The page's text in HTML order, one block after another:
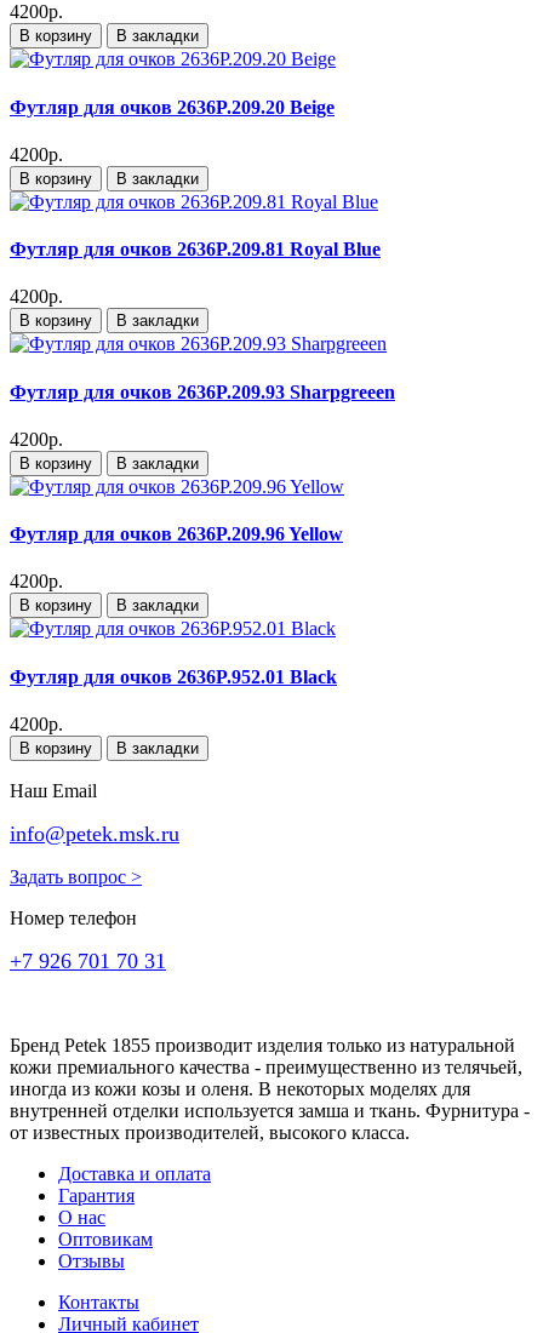
4200р.
В корзину В закладки
Футляр для очков 2636P.209.20 Beige
4200р.
В корзину В закладки
Футляр для очков 2636P.209.81 Royal Blue
4200р.
В корзину В закладки
Футляр для очков 2636P.209.93 Sharpgreeen
4200р.
В корзину В закладки
Футляр для очков 2636P.209.96 Yellow
4200р.
В корзину В закладки
Футляр для очков 2636P.952.01 Black
4200р.
В корзину В закладки
Наш Email
info@petek.msk.ru
Задать вопрос >
Номер телефон
+7 926 701 70 31
Бренд Petek 1855 производит изделия только из натуральной
кожи премиального качества - преимущественно из телячьей,
иногда из кожи козы и оленя. В некоторых моделях для
внутренней отделки используется замша и ткань. Фурнитура -
от известных производителей, высокого класса.
Доставка и оплата
Гарантия
О нас
Оптовикам
Отзывы
Контакты
Личный кабинет